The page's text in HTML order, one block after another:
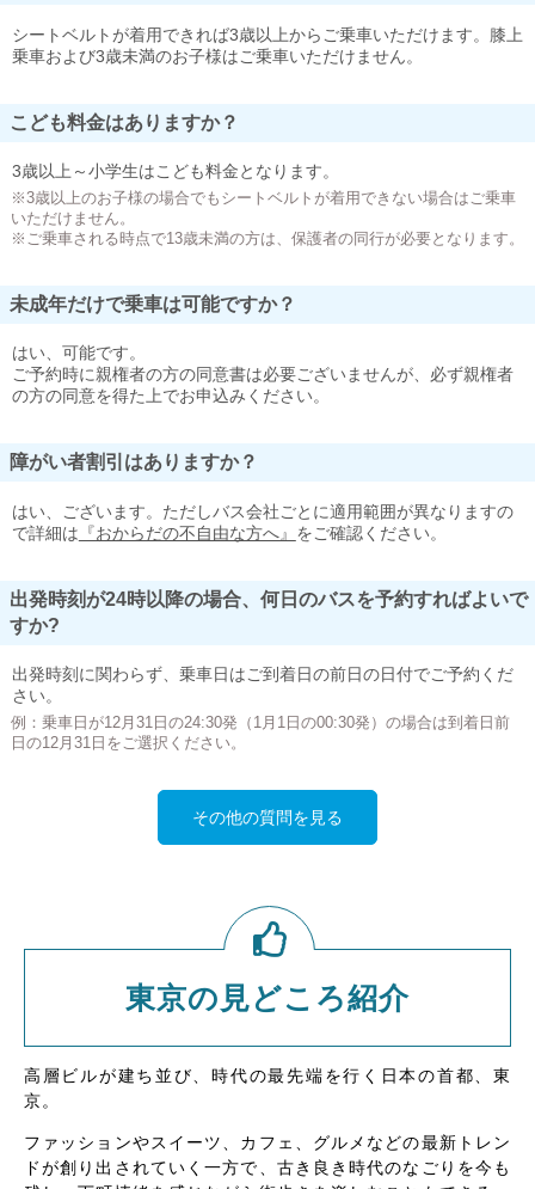
シートベルトが着用できれば3歳以上からご乗車いただけます。膝上
乗車および3歳未満のお子様はご乗車いただけません。
こども料金はありますか？
3歳以上～小学生はこども料金となります。
※3歳以上のお子様の場合でもシートベルトが着用できない場合はご乗車
いただけません。
※ご乗車される時点で13歳未満の方は、保護者の同行が必要となります。
未成年だけで乗車は可能ですか？
はい、可能です。
ご予約時に親権者の方の同意書は必要ございませんが、必ず親権者
の方の同意を得た上でお申込みください。
障がい者割引はありますか？
はい、ございます。ただしバス会社ごとに適用範囲が異なりますの
で詳細は 『おからだの不自由な方へ』 をご確認ください。
出発時刻が24時以降の場合、何日のバスを予約すればよいで
すか?
出発時刻に関わらず、乗車日はご到着日の前日の日付でご予約くだ
さい。
例：乗車日が12月31日の24:30発（1月1日の00:30発）の場合は到着日前
日の12月31日をご選択ください。
その他の質問を見る
東京の見どころ紹介
高層ビルが建ち並び、時代の最先端を行く日本の首都、東
京。
ファッションやスイーツ、カフェ、グルメなどの最新トレン
ドが創り出されていく一方で、古き良き時代のなごりを今も